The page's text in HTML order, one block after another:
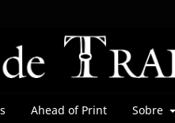
Ahead of Print Sobre